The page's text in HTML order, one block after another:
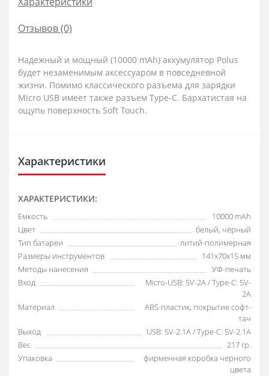
Отзывов (0)
Надежный и мощный (10000 mAh) аккумулятор Polus
будет незаменимым аксессуаром в повседневной
жизни. Помимо классического разъема для зарядки
Micro USB имеет также разъем Type-C. Бархатистая на
ощупь поверхность Soft Touch.
Характеристики
ХАРАКТЕРИСТИКИ:
Емкость
10000 mAh
Цвет
белый, чёрный
Тип батареи
литий-полимерная
Размеры инструментов
141х70х15 мм
Методы нанесения
УФ-печать
Вход
Micro-USB: 5V-2A / Type-C: 5V-
2A
Материал
ABS-пластик, покрытие софт-
тач
Выход
USB: 5V-2.1A / Type-C: 5V-2.1A
Вес
217 гр.
Упаковка
фирменная коробка черного
цвета